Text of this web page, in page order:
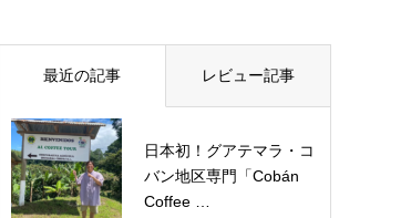
最近の記事 レビュー記事
日本初！グアテマラ・コ
バン地区専門「Cobán
Coffee …